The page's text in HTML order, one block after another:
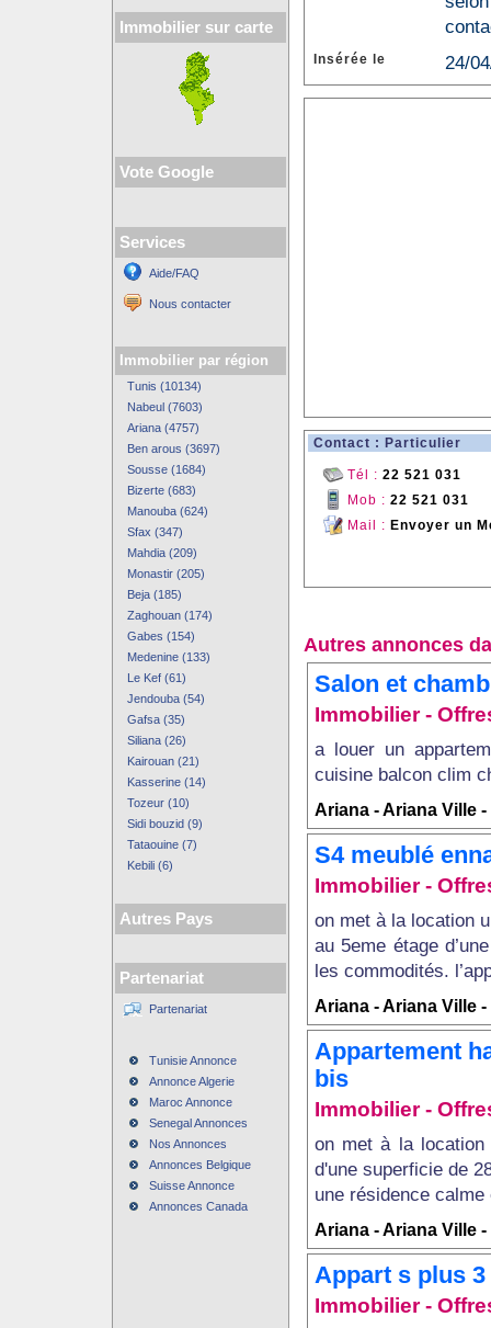
Immobilier sur carte
Vote Google
Services
Aide/FAQ
Nous contacter
Immobilier par région
Tunis (10134)
Nabeul (7603)
Ariana (4757)
Ben arous (3697)
Sousse (1684)
Bizerte (683)
Manouba (624)
Sfax (347)
Mahdia (209)
Monastir (205)
Beja (185)
Zaghouan (174)
Gabes (154)
Medenine (133)
Le Kef (61)
Jendouba (54)
Gafsa (35)
Siliana (26)
Kairouan (21)
Kasserine (14)
Tozeur (10)
Sidi bouzid (9)
Tataouine (7)
Kebili (6)
Autres Pays
Partenariat
Partenariat
Tunisie Annonce
Annonce Algerie
Maroc Annonce
Senegal Annonces
Nos Annonces
Annonces Belgique
Suisse Annonce
Annonces Canada
Insérée le 24/
Contact : Particulier
Tél : 22 521 031
Mob : 22 521 031
Mail : Envoyer un
Autres annonces
Salon et
Immobilier -
a louer un
cuisine balcon clim
Ariana - Ariana Ville
S4 meublé
Immobilier -
on met à la location
au 5eme étage
les commodités.
Ariana - Ariana Ville
Appartement
bis
Immobilier -
on met à la location
d'une superficie de
une résidence
Ariana - Ariana Ville -
Appart s plus
Immobilier -